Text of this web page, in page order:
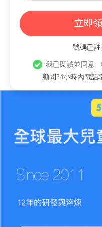
立即
號碼已註
我已閱讀並同意
顧問24小時內電話